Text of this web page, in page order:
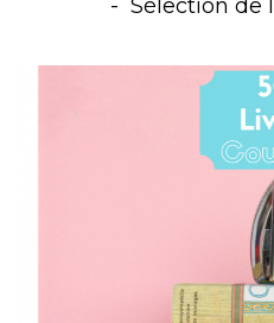
Sélection de